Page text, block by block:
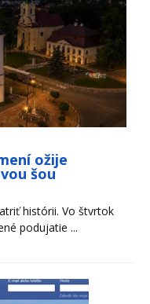
ožije
šou
histórii. Vo štvrtok
podujatie ...